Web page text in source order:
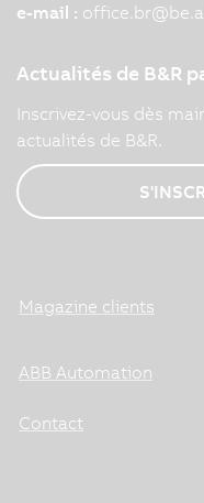
e-mail : office.br@
Actualités de B&R
Inscrivez-vous dès
actualités de B&R.
Magazine clients
ABB Automation
Contact